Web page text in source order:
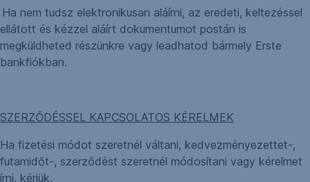
Ha nem tudsz elektronikusan aláírni, az eredeti, keltezéssel
ellátott és kézzel aláírt dokumentumot postán is
megküldheted részünkre vagy leadhatod bármely Erste
bankfiókban.
SZERZŐDÉSSEL KAPCSOLATOS KÉRELMEK
Ha fizetési módot szeretnél váltani, kedvezményezettet-,
futamidőt-, szerződést szeretnél módosítani vagy kérelmet
írni, kérjük,